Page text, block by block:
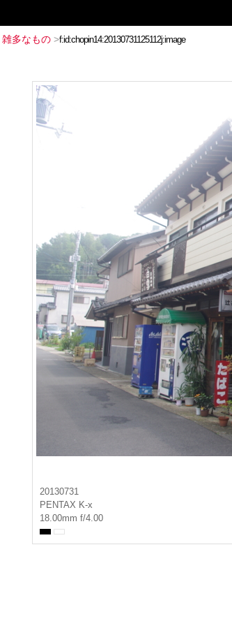
雑多なもの >
20130731
PENTAX K-x
18.00mm f/4.00